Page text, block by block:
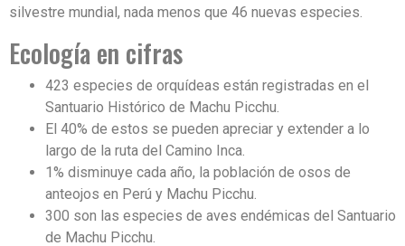
silvestre mundial, nada menos que 46 nuevas especies.
Ecología en cifras
423 especies de orquídeas están registradas en el
Santuario Histórico de Machu Picchu.
El 40% de estos se pueden apreciar y extender a lo
largo de la ruta del Camino Inca.
1% disminuye cada año, la población de osos de
anteojos en Perú y Machu Picchu.
300 son las especies de aves endémicas del Santuario
de Machu Picchu.